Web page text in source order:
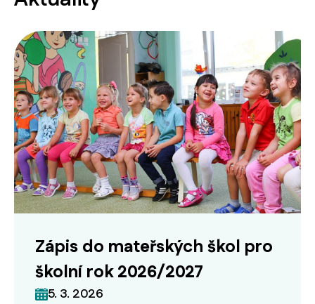
Zápis do mateřských škol pro
školní rok 2026/2027
5. 3. 2026